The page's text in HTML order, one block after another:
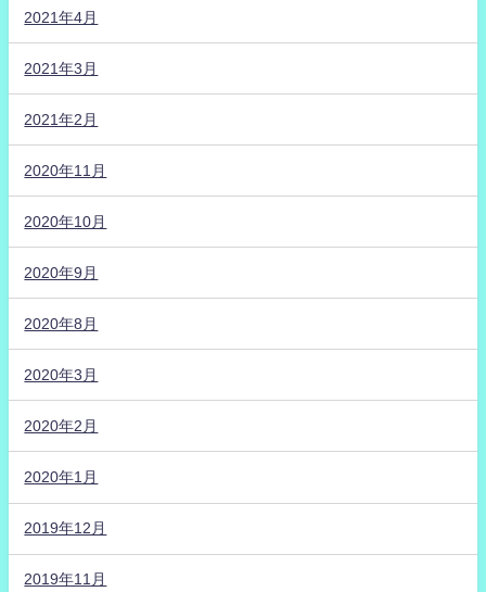
2021年4月
2021年3月
2021年2月
2020年11月
2020年10月
2020年9月
2020年8月
2020年3月
2020年2月
2020年1月
2019年12月
2019年11月